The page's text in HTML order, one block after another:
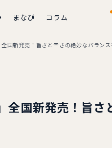
まなび コラム
全国新発売！旨さと辛さの絶妙なバラン
全国新発売！旨